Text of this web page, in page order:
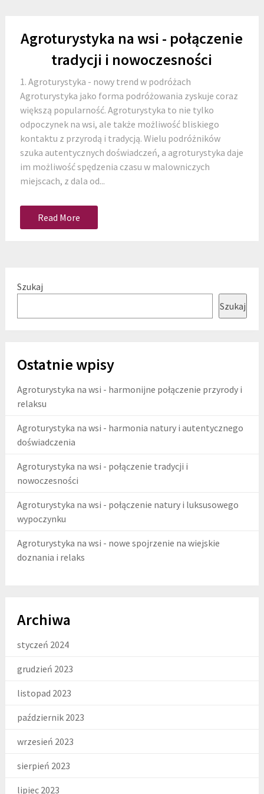
Agroturystyka na wsi - połączenie
tradycji i nowoczesności
1. Agroturystyka - nowy trend w podróżach
Agroturystyka jako forma podróżowania zyskuje coraz
większą popularność. Agroturystyka to nie tylko
odpoczynek na wsi, ale także możliwość bliskiego
kontaktu z przyrodą i tradycją. Wielu podróżników
szuka autentycznych doświadczeń, a agroturystyka daje
im możliwość spędzenia czasu w malowniczych
miejscach, z dala od...
Read More
Szukaj
Szukaj
Ostatnie wpisy
Agroturystyka na wsi - harmonijne połączenie przyrody i
relaksu
Agroturystyka na wsi - harmonia natury i autentycznego
doświadczenia
Agroturystyka na wsi - połączenie tradycji i
nowoczesności
Agroturystyka na wsi - połączenie natury i luksusowego
wypoczynku
Agroturystyka na wsi - nowe spojrzenie na wiejskie
doznania i relaks
Archiwa
styczeń 2024
grudzień 2023
listopad 2023
październik 2023
wrzesień 2023
sierpień 2023
lipiec 2023